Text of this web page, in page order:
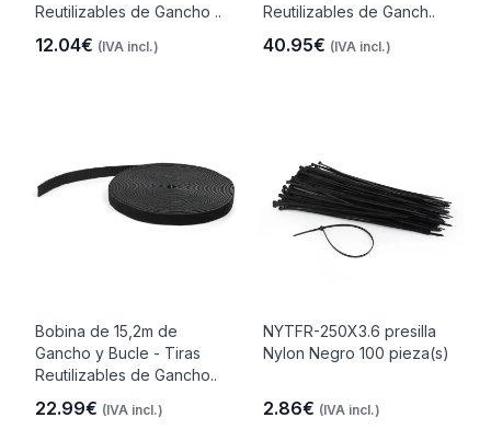
Reutilizables de Gancho ..
12.04€ (IVA incl.)
Reutilizables de Ganch..
40.95€ (IVA incl.)
Bobina de 15,2m de
Gancho y Bucle - Tiras
Reutilizables de Gancho..
22.99€ (IVA incl.)
NYTFR-250X3.6 presilla
Nylon Negro 100 pieza(s)
2.86€ (IVA incl.)